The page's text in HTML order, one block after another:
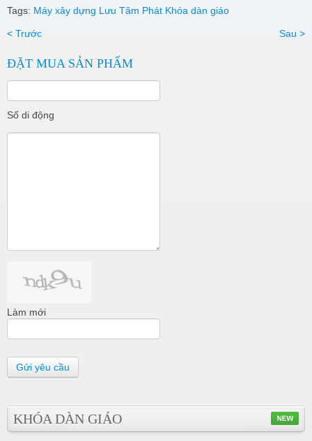
Tags: Máy xây dựng Lưu Tâm Phát Khóa dàn giáo
< Trước Sau >
ĐẶT MUA SẢN PHẨM
Số di động
Làm mới
Gửi yêu cầu
KHÓA DÀN GIÁO